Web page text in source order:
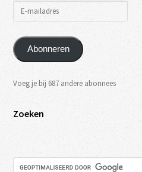
Abonneren
Voeg je bij 687 andere abonnees
Zoeken